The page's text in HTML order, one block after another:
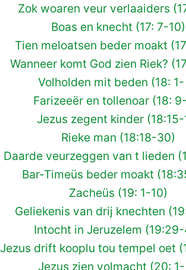
Zok woaren veur verlaaiders
Boas en knecht (17: 7-10)
Tien meloatsen beder moakt
Wanneer komt God zien Riek?
Volholden mit beden (18:
Farizeeër en tollenoar (18:
Jezus zegent kinder (18:15-
Rieke man (18:18-30)
Daarde veurzeggen van t lieden
Bar-Timeüs beder moakt
Zacheüs (19: 1-10)
Geliekenis van drij knechten
Intocht in Jeruzelem
Jezus drift kooplu tou tempel oet
Jezus zien volmacht (20: